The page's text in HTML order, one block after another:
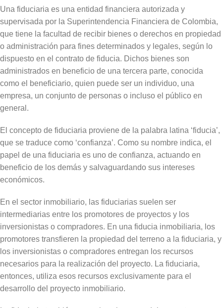
Una fiduciaria es una entidad financiera autorizada y
supervisada por la Superintendencia Financiera de Colombia,
que tiene la facultad de recibir bienes o derechos en propiedad
o administración para fines determinados y legales, según lo
dispuesto en el contrato de fiducia. Dichos bienes son
administrados en beneficio de una tercera parte, conocida
como el beneficiario, quien puede ser un individuo, una
empresa, un conjunto de personas o incluso el público en
general.
El concepto de fiduciaria proviene de la palabra latina ‘fiducia’,
que se traduce como ‘confianza’. Como su nombre indica, el
papel de una fiduciaria es uno de confianza, actuando en
beneficio de los demás y salvaguardando sus intereses
económicos.
En el sector inmobiliario, las fiduciarias suelen ser
intermediarias entre los promotores de proyectos y los
inversionistas o compradores. En una fiducia inmobiliaria, los
promotores transfieren la propiedad del terreno a la fiduciaria, y
los inversionistas o compradores entregan los recursos
necesarios para la realización del proyecto. La fiduciaria,
entonces, utiliza esos recursos exclusivamente para el
desarrollo del proyecto inmobiliario.